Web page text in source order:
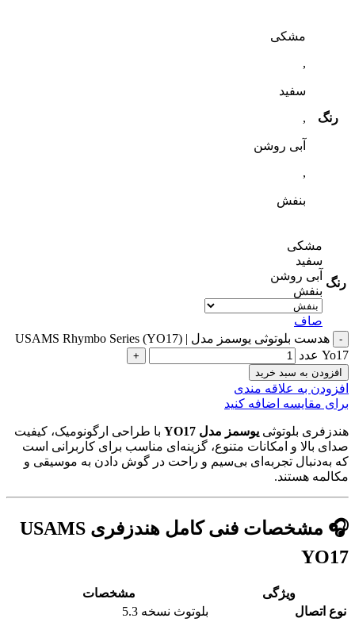
رنگ
مشکی
,
سفید
,
آبی روشن
,
بنفش
رنگ
مشکی
سفید
آبی روشن
بنفش
صاف
هدست بلوتوثی یوسمز مدل USAMS Rhymbo Series (YO17) |
Yo17 عدد
افزودن به سبد خرید
افزودن به علاقه مندی
برای مقایسه اضافه کنید
هندزفری بلوتوثی یوسمز مدل YO17
با طراحی ارگونومیک، کیفیت
صدای بالا و امکانات متنوع، گزینه‌ای مناسب برای کاربرانی است
که به‌دنبال تجربه‌ای بی‌سیم و راحت در گوش دادن به موسیقی و
مکالمه هستند.
🎧 مشخصات فنی کامل هندزفری USAMS
YO17
ویژگی
مشخصات
نوع اتصال
بلوتوث نسخه 5.3